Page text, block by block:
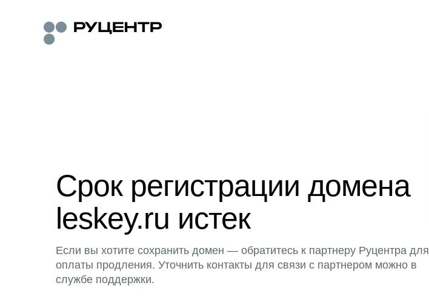
Срок регистрации домена
leskey.ru истек
Если вы хотите сохранить домен — обратитесь к партнеру Руцентра для
оплаты продления. Уточнить контакты для связи с партнером можно в
службе поддержки.